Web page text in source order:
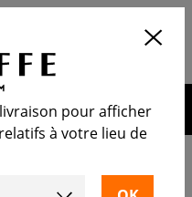
rouleaux
OUVRIR
newsletterpour afficher
à votre lieu de